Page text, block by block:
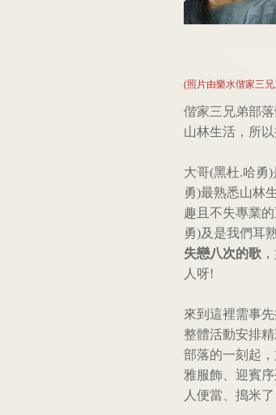
(照片由樂水偕家三
偕家三兄弟部
山林生活，所
大哥(黑杜.哈勇
勇)最熟悉山林
趣且不失專業
勇)及是我們耳
失戀八次的歌
人呀!
來到這裡需事
整體活動安排
部落的一刻起
雅服飾、迎賓
人便當、搗米